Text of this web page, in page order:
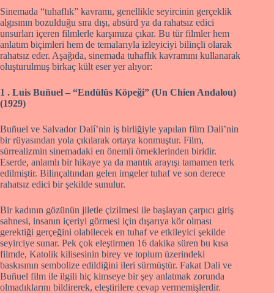
Sinemada “tuhaflık” kavramı, genellikle seyircinin gerçeklik
algısının bozulduğu sıra dışı, absürd ya da rahatsız edici
unsurları içeren filmlerle karşımıza çıkar. Bu tür filmler hem
anlatım biçimleri hem de temalarıyla izleyiciyi bilinçli olarak
rahatsız eder. Aşağıda, sinemada tuhaflık kavramını kullanarak
oluşturulmuş birkaç kült eser yer alıyor:
1 . Luis Buñuel – “Endülüs Köpeği” (Un Chien Andalou)
(1929)
Buñuel ve Salvador Dalí’nin iş birliğiyle yapılan film Dali’nin
bir rüyasından yola çıkılarak ortaya konmuştur. Film,
sürrealizmin sinemadaki en önemli örneklerinden biridir.
Eserde, anlamlı bir hikaye ya da mantık arayışı tamamen terk
edilmiştir. Bilinçaltından gelen imgeler tuhaf ve son derece
rahatsız edici bir şekilde sunulur.
Bir kadının gözünün jiletle çizilmesi ile başlayan çarpıcı giriş
sahnesi, insanın içeriyi görmesi için dışarıya kör olması
gerektiği gerçeğini olabilecek en tuhaf ve etkileyici şekilde
seyirciye sunar. Pek çok eleştirmen 16 dakika süren bu kısa
filmde, Katolik kilisesinin birey ve toplum üzerindeki
baskısının sembolize edildiğini ileri sürmüştür. Fakat Dali ve
Buñuel film ile ilgili hiç kimseye bir şey anlatmak zorunda
olmadıklarını bildirerek, eleştirilere cevap vermemişlerdir.